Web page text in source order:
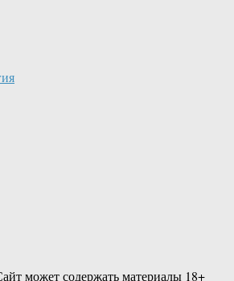
может содержать материалы 18+